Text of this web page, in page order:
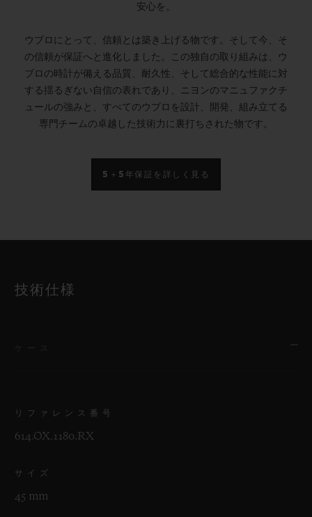
安心を。
ウブロにとって、信頼とは築き上げる物です。そして今、そ
の信頼が保証へと進化しました。この独自の取り組みは、ウ
ブロの時計が備える品質、耐久性、そして総合的な性能に対
する揺るぎない自信の表れであり、ニヨンのマニュファクチ
ュールの強みと、すべてのウブロを設計、開発、組み立てる
専門チームの卓越した技術力に裏打ちされた物です。
5＋5年保証を詳しく見る
技術仕様
リファレンス番号
614.OX.1180.RX
サイズ
45 mm